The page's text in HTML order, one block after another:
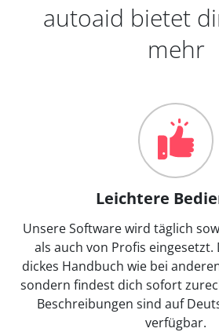
autoaid bietet
mehr
Leichtere
Unsere Software wird täglich
als auch von Profis
dickes Handbuch wie bei
sondern findest dich sofort
Beschreibungen sind auf
verfügbar.